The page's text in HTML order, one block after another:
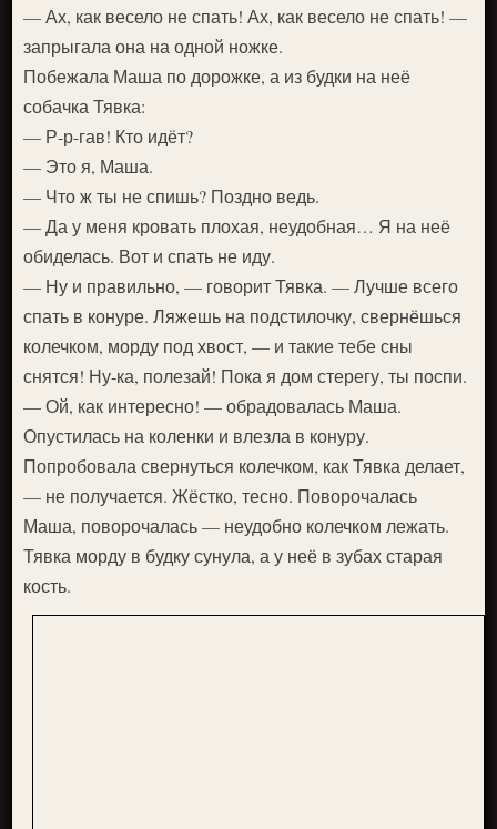
— Ах, как весело не спать! Ах, как весело не спать! —
запрыгала она на одной ножке.
Побежала Маша по дорожке, а из будки на неё
собачка Тявка:
— Р-р-гав! Кто идёт?
— Это я, Маша.
— Что ж ты не спишь? Поздно ведь.
— Да у меня кровать плохая, неудобная… Я на неё
обиделась. Вот и спать не иду.
— Ну и правильно, — говорит Тявка. — Лучше всего
спать в конуре. Ляжешь на подстилочку, свернёшься
колечком, морду под хвост, — и такие тебе сны
снятся! Ну-ка, полезай! Пока я дом стерегу, ты поспи.
— Ой, как интересно! — обрадовалась Маша.
Опустилась на коленки и влезла в конуру.
Попробовала свернуться колечком, как Тявка делает,
— не получается. Жёстко, тесно. Поворочалась
Маша, поворочалась — неудобно колечком лежать.
Тявка морду в будку сунула, а у неё в зубах старая
кость.